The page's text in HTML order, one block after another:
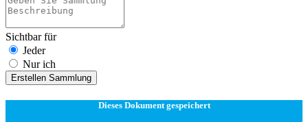
Sichtbar für
Jeder
Nur ich
Erstellen Sammlung
Dieses Dokument gespeichert